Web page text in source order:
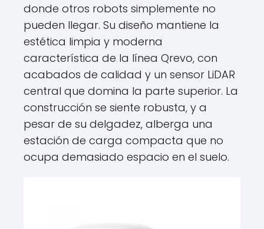
donde otros robots simplemente no
pueden llegar. Su diseño mantiene la
estética limpia y moderna
característica de la línea Qrevo, con
acabados de calidad y un sensor LiDAR
central que domina la parte superior. La
construcción se siente robusta, y a
pesar de su delgadez, alberga una
estación de carga compacta que no
ocupa demasiado espacio en el suelo.